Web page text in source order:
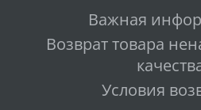
Важная
Возврат товара
Условия